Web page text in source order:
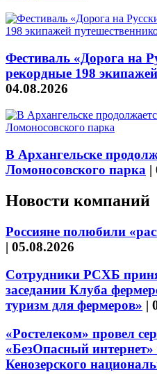
Фестиваль «Дорога на
рекордные 198
04.08.2026
В Архангельске
Ломоносовского парка |
Новости компаний
Россияне полюбили
| 05.08.2026
Сотрудники РСХБ
заседании Клуба
туризм для фермеров» |
«Ростелеком» провел
«БезОпасный интернет»
Кенозерского